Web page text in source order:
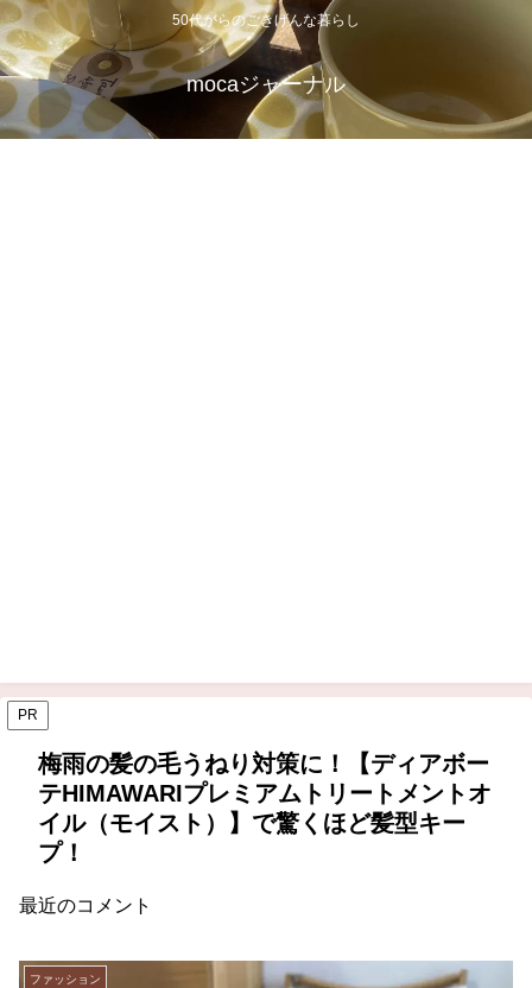
50代からのごきげんな暮らし
mocaジャーナル
PR
梅雨の髪の毛うねり対策に！【ディアボー
テHIMAWARIプレミアムトリートメントオ
イル（モイスト）】で驚くほど髪型キー
プ！
最近のコメント
ファッション